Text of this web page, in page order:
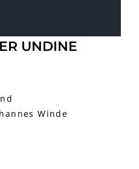
UNDINE
Winde